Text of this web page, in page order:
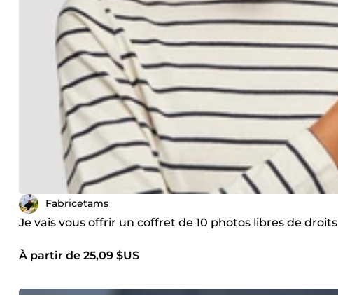
Fabricetams
Je vais vous offrir un coffret de 10 photos libres de droits
À partir de 25,09 $US